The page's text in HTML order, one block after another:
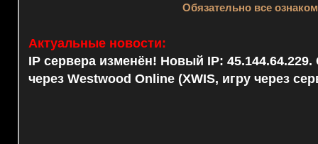
Обязательно все
Актуальные новости:
IP сервера изменён! Новый IP: 45.144.64.229.
через Westwood Online (XWIS, игру через